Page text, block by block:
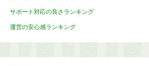
サポート対応の良さランキング
運営の安心感ランキング